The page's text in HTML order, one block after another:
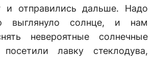
и отправились дальше. Надо
выглянуло солнце, и нам
невероятные солнечные
лавку стеклодува,